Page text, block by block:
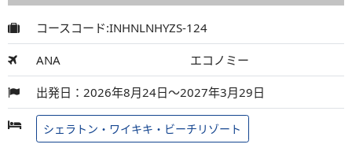
コースコード:INHNLNHYZS-124
ANA エコノミー
出発日：2026年8月24日～2027年3月29日
シェラトン・ワイキキ・ビーチリゾート